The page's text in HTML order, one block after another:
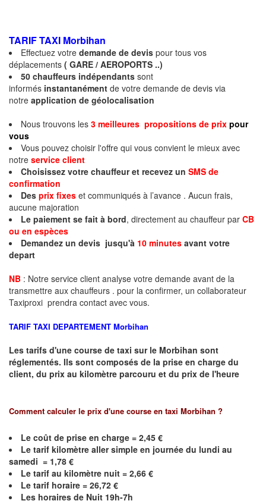
TARIF TAXI Morbihan
Effectuez votre demande de devis pour tous vos
déplacements ( GARE / AEROPORTS ..)
50 chauffeurs indépendants sont
informés instantanément de votre demande de devis via
notre application de géolocalisation
Nous trouvons les 3 meilleures propositions de prix pour
vous
Vous pouvez choisir l'offre qui vous convient le mieux avec
notre service client
Choisissez votre chauffeur et recevez un SMS de
confirmation
Des prix fixes et communiqués à l’avance . Aucun frais,
aucune majoration
Le paiement se fait à bord, directement au chauffeur par CB
ou en espèces
Demandez un devis jusqu'à 10 minutes avant votre
depart
NB : Notre service client analyse votre demande avant de la
transmettre aux chauffeurs . pour la confirmer, un collaborateur
Taxiproxi prendra contact avec vous.
TARIF TAXI DEPARTEMENT Morbihan
Les tarifs d'une course de taxi sur le Morbihan sont
réglementés. Ils sont composés de la prise en charge du
client, du prix au kilomètre parcouru et du prix de l'heure
Comment calculer le prix d'une course en taxi Morbihan ?
Le coût de prise en charge = 2,45 €
Le tarif kilomètre aller simple en journée du lundi au
samedi = 1,78 €
Le tarif au kilomètre nuit = 2,66 €
Le tarif horaire = 26,72 €
Les horaires de Nuit 19h-7h